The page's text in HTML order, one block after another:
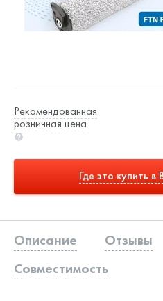
Рекомендованная
розничная цена
Где это купить
Описание Отзывы
Совместимость